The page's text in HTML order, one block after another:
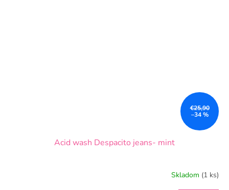
€25,90
–34 %
Acid wash Despacito jeans- mint
Skladom (1 ks)